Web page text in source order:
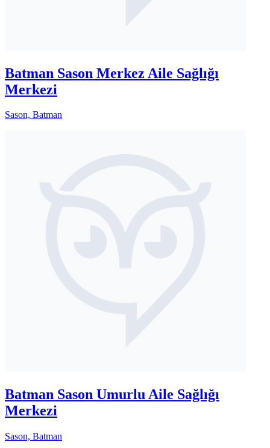
Batman Sason Merkez Aile Sağlığı
Merkezi
Sason, Batman
Batman Sason Umurlu Aile Sağlığı
Merkezi
Sason, Batman